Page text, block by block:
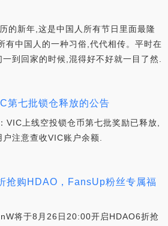
的新年,这是中国人所有节日里面最隆
有中国人的一种习俗,代代相传。平时在
到回家的时候,混得好不好就一目了然.
第七批锁仓释放的公告
VIC上线空投锁仓币第七批奖励已释放,
注意查收VIC账户余额.
抢购HDAO，FansUp粉丝专属福
将于8月26日20:00开启HDAO6折抢